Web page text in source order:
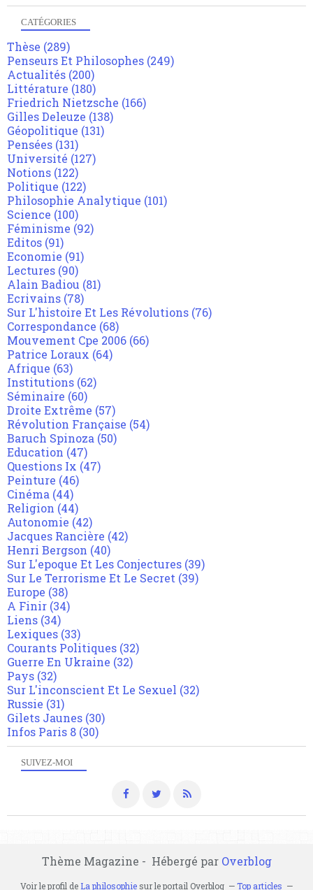
SUIVEZ-MOI
CATÉGORIES
Thèse (289)
Penseurs Et Philosophes (249)
Actualités (200)
Littérature (180)
Friedrich Nietzsche (166)
Gilles Deleuze (138)
Géopolitique (131)
Pensées (131)
Université (127)
Notions (122)
Politique (122)
Philosophie Analytique (101)
Science (100)
Féminisme (92)
Editos (91)
Economie (91)
Lectures (90)
Alain Badiou (81)
Ecrivains (78)
Sur L'histoire Et Les Révolutions (76)
Correspondance (68)
Mouvement Cpe 2006 (66)
Patrice Loraux (64)
Afrique (63)
Institutions (62)
Séminaire (60)
Droite Extrême (57)
Révolution Française (54)
Baruch Spinoza (50)
Education (47)
Questions Ix (47)
Peinture (46)
Cinéma (44)
Religion (44)
Autonomie (42)
Jacques Rancière (42)
Henri Bergson (40)
Sur L'epoque Et Les Conjectures (39)
Sur Le Terrorisme Et Le Secret (39)
Europe (38)
A Finir (34)
Liens (34)
Lexiques (33)
Courants Politiques (32)
Guerre En Ukraine (32)
Pays (32)
Sur L'inconscient Et Le Sexuel (32)
Russie (31)
Gilets Jaunes (30)
Infos Paris 8 (30)
Thème Magazine - Hébergé par Overblog
Voir le profil de La philosophiesur le portail Overblog Top articles